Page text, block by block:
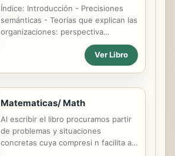
Índice: Introducción - Precisiones
semánticas - Teorías que explican las
organizaciones: perspectiva
organización escolar - El paradigma
sociocrítico en su propuesta como
desarrollo y características - La
legislación educativa como
Principios generales del sistema
educativo - Estructura y
características del sistema educativo
Ver Libro
Matematicas/ Math
Al escribir el libro procuramos partir
de problemas y situaciones
concretas cuya compresi n facilita al